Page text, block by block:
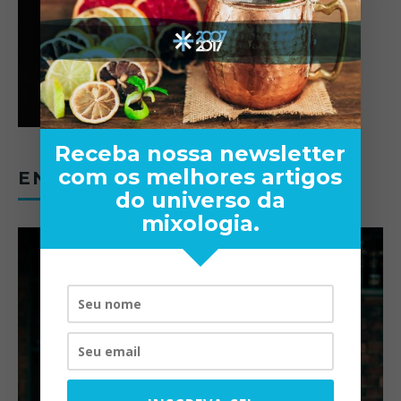
ENTREVISTAS
Receba nossa newsletter
com os melhores artigos
do universo da
mixologia.